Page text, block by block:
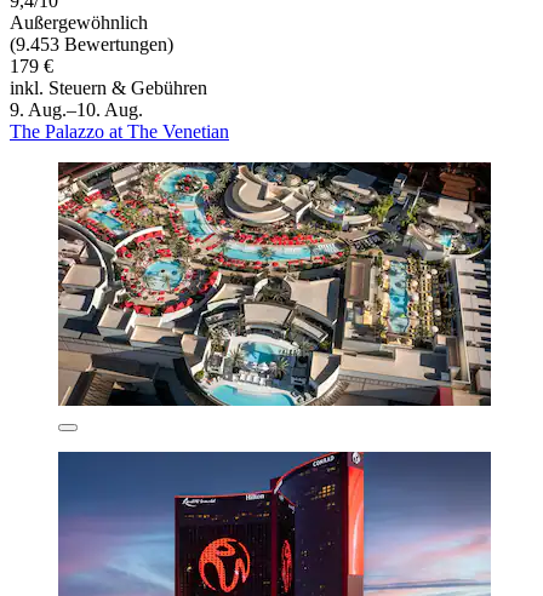
Außergewöhnlich
(9.453 Bewertungen)
179 €
inkl. Steuern & Gebühren
9. Aug.–10. Aug.
The Palazzo at The Venetian